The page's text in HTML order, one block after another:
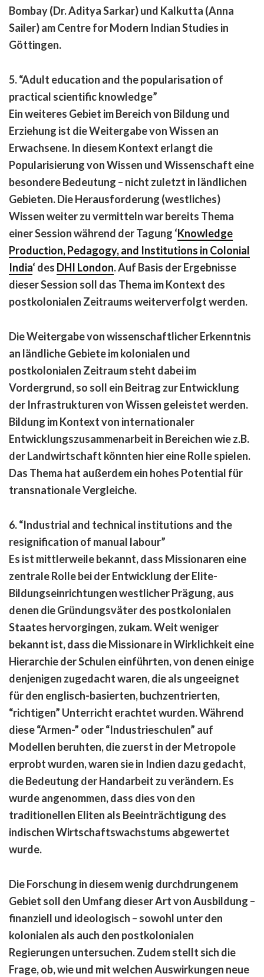
Bombay (Dr. Aditya Sarkar) und Kalkutta (Anna
Sailer) am Centre for Modern Indian Studies in
Göttingen.
5. “Adult education and the popularisation of
practical scientific knowledge”
Ein weiteres Gebiet im Bereich von Bildung und
Erziehung ist die Weitergabe von Wissen an
Erwachsene. In diesem Kontext erlangt die
Popularisierung von Wissen und Wissenschaft eine
besondere Bedeutung – nicht zuletzt in ländlichen
Gebieten. Die Herausforderung (westliches)
Wissen weiter zu vermitteln war bereits Thema
einer Session während der Tagung ‘Knowledge
Production, Pedagogy, and Institutions in Colonial
India‘ des DHI London. Auf Basis der Ergebnisse
dieser Session soll das Thema im Kontext des
postkolonialen Zeitraums weiterverfolgt werden.
Die Weitergabe von wissenschaftlicher Erkenntnis
an ländliche Gebiete im kolonialen und
postkolonialen Zeitraum steht dabei im
Vordergrund, so soll ein Beitrag zur Entwicklung
der Infrastrukturen von Wissen geleistet werden.
Bildung im Kontext von internationaler
Entwicklungszusammenarbeit in Bereichen wie z.B.
der Landwirtschaft könnten hier eine Rolle spielen.
Das Thema hat außerdem ein hohes Potential für
transnationale Vergleiche.
6. “Industrial and technical institutions and the
resignification of manual labour”
Es ist mittlerweile bekannt, dass Missionaren eine
zentrale Rolle bei der Entwicklung der Elite-
Bildungseinrichtungen westlicher Prägung, aus
denen die Gründungsväter des postkolonialen
Staates hervorgingen, zukam. Weit weniger
bekannt ist, dass die Missionare in Wirklichkeit eine
Hierarchie der Schulen einführten, von denen einige
denjenigen zugedacht waren, die als ungeeignet
für den englisch-basierten, buchzentrierten,
“richtigen” Unterricht erachtet wurden. Während
diese “Armen-” oder “Industrieschulen” auf
Modellen beruhten, die zuerst in der Metropole
erprobt wurden, waren sie in Indien dazu gedacht,
die Bedeutung der Handarbeit zu verändern. Es
wurde angenommen, dass dies von den
traditionellen Eliten als Beeinträchtigung des
indischen Wirtschaftswachstums abgewertet
wurde.
Die Forschung in diesem wenig durchdrungenem
Gebiet soll den Umfang dieser Art von Ausbildung –
finanziell und ideologisch – sowohl unter den
kolonialen als auch den postkolonialen
Regierungen untersuchen. Zudem stellt sich die
Frage, ob, wie und mit welchen Auswirkungen neue